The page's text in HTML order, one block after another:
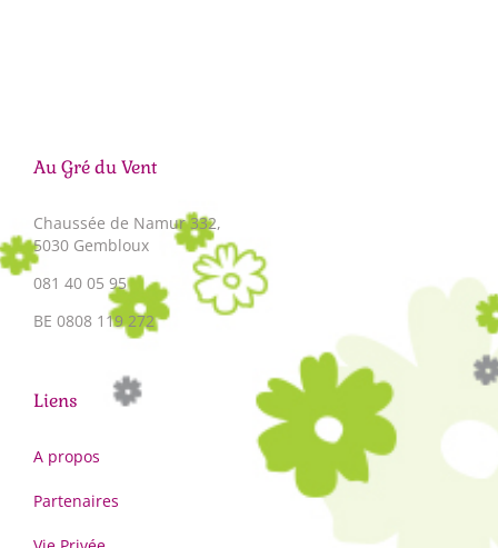
Au Gré du Vent
Chaussée de Namur 332,
5030 Gembloux
081 40 05 95
BE 0808 119 272
Liens
A propos
Partenaires